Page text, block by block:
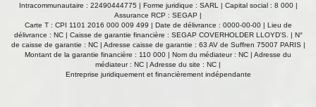
Intracommunautaire : 22490444775 | Forme juridique : SARL | Capital social : 8 000 |
Assurance RCP : SEGAP |
Carte T : CPI 1101 2016 000 009 499 | Date de délivrance : 0000-00-00 | Lieu de
délivrance : NC | Caisse de garantie financière : SEGAP COVERHOLDER LLOYD'S. | N°
de caisse de garantie : NC | Adresse caisse de garantie : 63 AV de Suffren 75007 PARIS |
Montant de la garantie financière : 110 000 | Nom du médiateur : NC | Adresse du
médiateur : NC | Adresse du site : NC |
Entreprise juridiquement et financièrement indépendante